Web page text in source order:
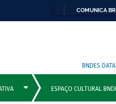
COMUNICA BR
BNDES DATA